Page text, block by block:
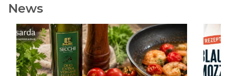
News